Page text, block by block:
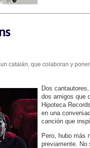
catalán, que colaboran y
Dos
dos amigos que
Hipoteca
en una
canción que
Pero, hubo más
previamente. No